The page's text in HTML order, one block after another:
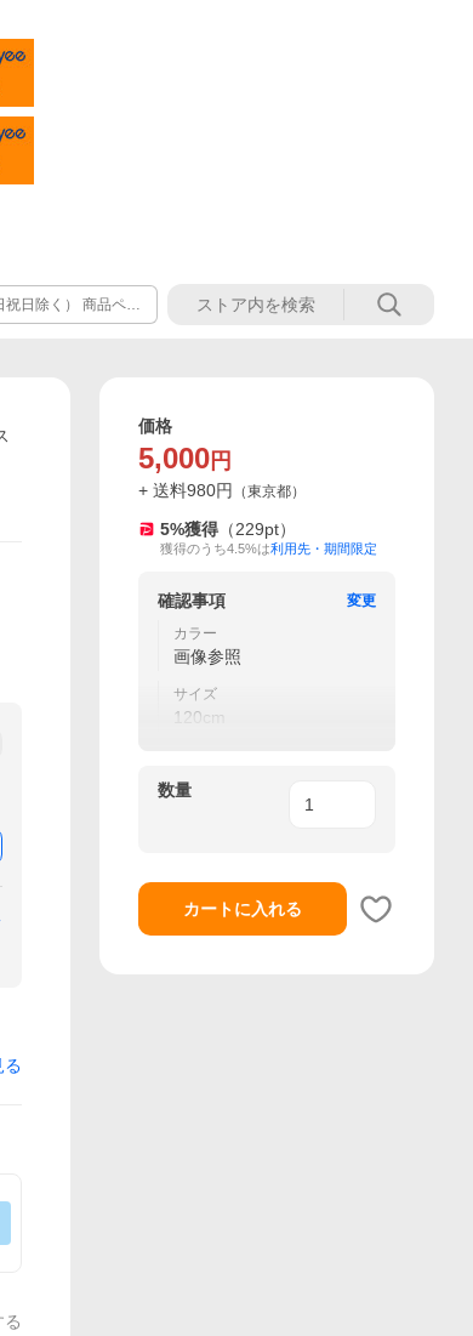
日除く） 商品ペー
ださい。 お急ぎのお
る
価格
5,000 円
+ 送料980円 （東京都）
5%獲得 （229pt）
獲得のうち4.5%は利用先・期間限定
確認事項
変更
カラー
画像参照
サイズ
120cm
数量
カートに入れる